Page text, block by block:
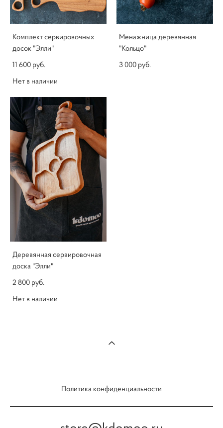
Комплект сервировочных
досок "Элли"
11 600 pуб.
Нет в наличии
Менажница деревянная
"Кольцо"
3 000 pуб.
Деревянная сервировочная
доска "Элли"
2 800 pуб.
Нет в наличии
Политика конфиденциальности